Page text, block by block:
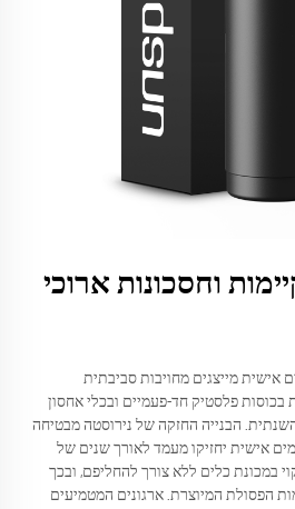
וחסכונות ארוכי
אישית מייצגים מחויבות סביבתית
פלסטיק חד-פעמיים ובכלי אחסון
הבנייה החזקה של נירוסטה מבטיחה
אישית יחזיקו מעמד לאורך שנים של
במכונת כלים ללא צורך להחליפם, ובכך
הפסולת המיוצרת. ארגונים המטמיעים